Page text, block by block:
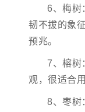
6、梅树
韧不拔的象
预兆。
7、榕树
观，很适合
8、枣树